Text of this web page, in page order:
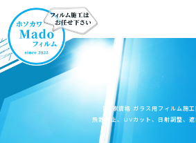
【国家資格 ガラス用フィルム施
飛散防止、UVカット、日射調整、